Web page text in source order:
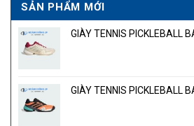
SẢN PHẨM MỚI
GIÀY TENNIS PICKLEBALL
GIÀY TENNIS PICKLEBALL